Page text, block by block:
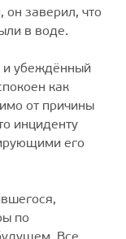
заверил, что
в воде.
и убеждённый
как
от причины
инциденту
его
по